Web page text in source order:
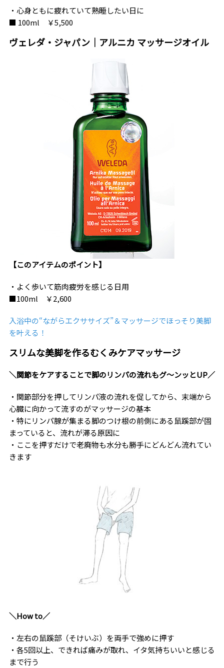
・心身ともに疲れていて熟睡したい日に
■ 100ml ￥5,500
ヴェレダ・ジャパン｜アルニカ マッサージオイル
【このアイテムのポイント】
・よく歩いて筋肉疲労を感じる日用
■100ml ￥2,600
入浴中の“ながらエクササイズ”＆マッサージでほっそり美脚
を叶える！
スリムな美脚を作るむくみケアマッサージ
＼関節をケアすることで脚のリンパの流れもグ～ンッとUP／
・関節部分を押してリンパ液の流れを促してから、末端から
心臓に向かって流すのがマッサージの基本
・特にリンパ腺が集まる脚のつけ根の前側にある鼠蹊部が固
まっていると、流れが滞る原因に
・ここを押すだけで老廃物も水分も勝手にどんどん流れてい
きます
＼How to／
・左右の鼠蹊部（そけいぶ）を両手で強めに押す
・各5回以上、できれば痛みが取れ、イタ気持ちいいと感じる
まで行う